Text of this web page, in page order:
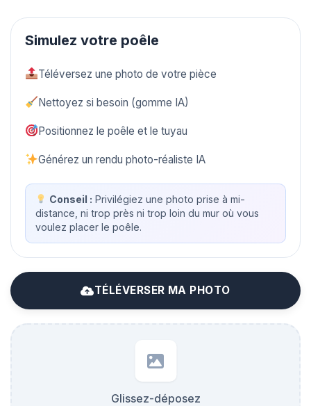
Simulez votre poêle
Téléversez une photo de votre pièce
Nettoyez si besoin (gomme IA)
Positionnez le poêle et le tuyau
Générez un rendu photo-réaliste IA
Conseil : Privilégiez une photo prise à mi-
distance, ni trop près ni trop loin du mur où vous
voulez placer le poêle.
TÉLÉVERSER MA PHOTO
Glissez-déposez